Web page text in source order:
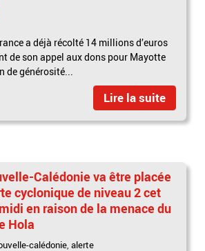
a déjà récolté 14 millions d’euros
de son appel aux dons pour Mayotte
de générosité...
Lire la suite
Calédonie va être placée
cyclonique de niveau 2 cet
en raison de la menace du
Hola
calédonie,alerte